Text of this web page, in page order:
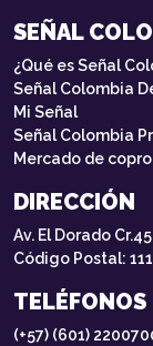
SEÑAL
¿Qué es Señal
Señal Colombia
Mi Señal
Señal Colombia
Mercado de
DIRECCIÓN
Av. El Dorado
Código Postal:
TELÉFONOS
(+57) (601)